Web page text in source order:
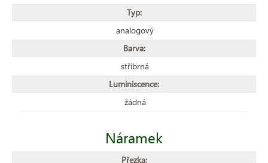
Typ:
analogový
Barva:
stříbrná
Luminiscence:
žádná
Náramek
Přezka: